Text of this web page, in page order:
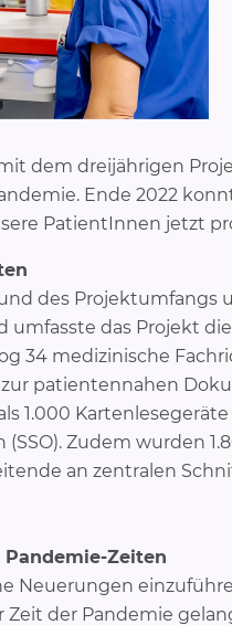
dem dreijährigen
Ende 2022
PatientInnen jetzt
des
umfasste das Projekt
34 medizinische
patientennahen
1.000
Zudem wurden
an zentralen
Zeiten
Neuerungen
der Pandemie